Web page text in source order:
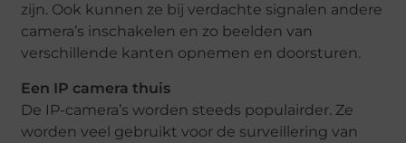
zijn. Ook kunnen ze bij verdachte signalen andere
camera’s inschakelen en zo beelden van
verschillende kanten opnemen en doorsturen.
Een IP camera thuis
De IP-camera’s worden steeds populairder. Ze
worden veel gebruikt voor de surveillering van